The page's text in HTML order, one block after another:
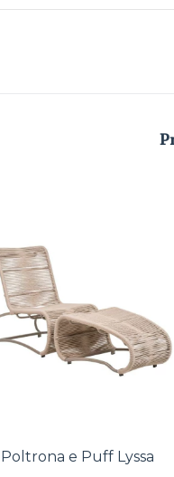
Poltrona e Puff Lyssa